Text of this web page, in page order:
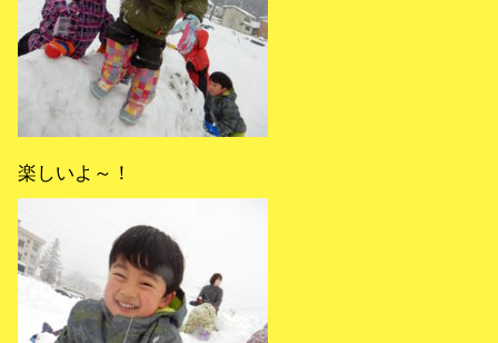
楽しいよ～！